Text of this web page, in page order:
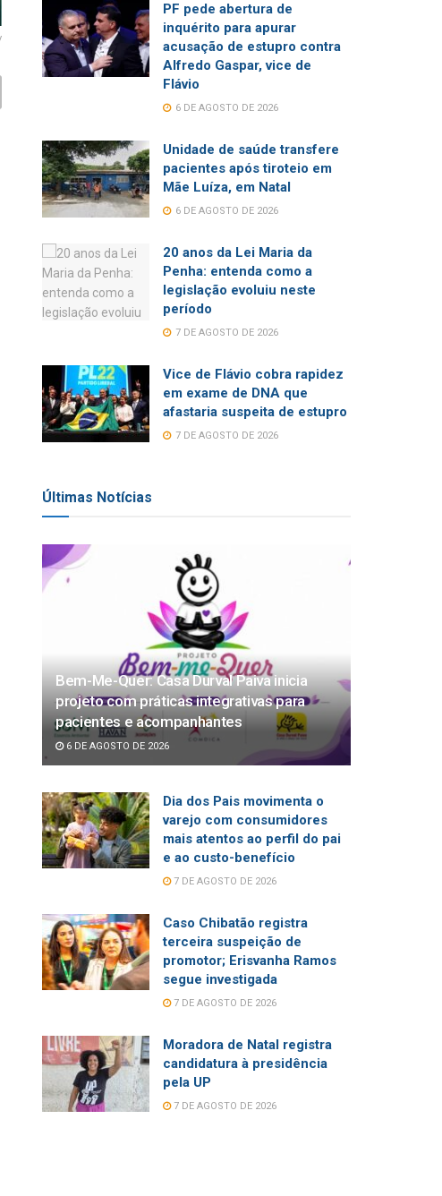
PF pede abertura de
inquérito para apurar
acusação de estupro contra
Alfredo Gaspar, vice de
Flávio
6 DE AGOSTO DE 2026
Unidade de saúde transfere
pacientes após tiroteio em
Mãe Luíza, em Natal
6 DE AGOSTO DE 2026
20 anos da Lei Maria da
Penha: entenda como a
legislação evoluiu neste
período
7 DE AGOSTO DE 2026
Vice de Flávio cobra rapidez
em exame de DNA que
afastaria suspeita de estupro
7 DE AGOSTO DE 2026
Últimas Notícias
Bem-Me-Quer: Casa Durval Paiva inicia
projeto com práticas integrativas para
pacientes e acompanhantes
6 DE AGOSTO DE 2026
Dia dos Pais movimenta o
varejo com consumidores
mais atentos ao perfil do pai
e ao custo-benefício
7 DE AGOSTO DE 2026
Caso Chibatão registra
terceira suspeição de
promotor; Erisvanha Ramos
segue investigada
7 DE AGOSTO DE 2026
Moradora de Natal registra
candidatura à presidência
pela UP
7 DE AGOSTO DE 2026